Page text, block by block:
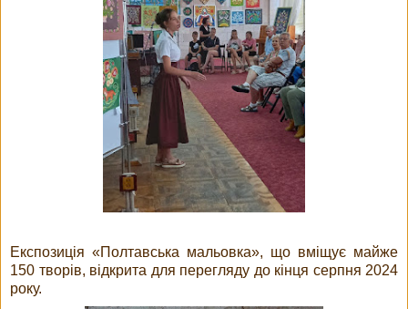
Експозиція «Полтавська мальовка», що вміщує майже
150 творів, відкрита для перегляду до кінця серпня 2024
року.